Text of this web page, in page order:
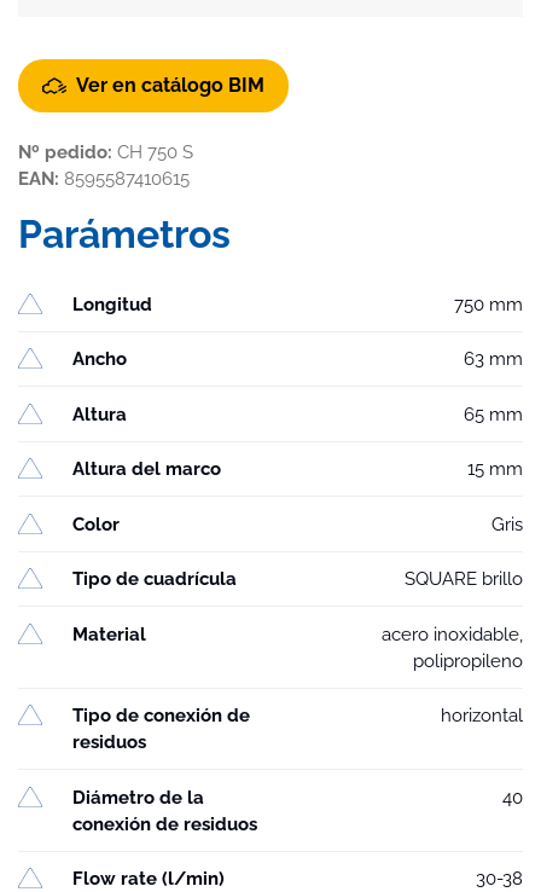
Ver en catálogo BIM
Nº pedido: CH 750 S
EAN: 8595587410615
Parámetros
Longitud 750 mm
Ancho 63 mm
Altura 65 mm
Altura del marco 15 mm
Color Gris
Tipo de cuadrícula SQUARE brillo
Material
acero inoxidable,
polipropileno
Tipo de conexión de
residuos
horizontal
Diámetro de la
conexión de residuos
40
Flow rate (l/min) 30-38